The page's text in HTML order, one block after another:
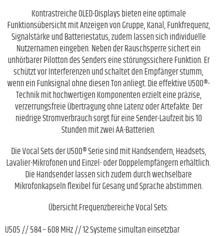
Kontrastreiche OLED-Displays bieten eine optimale
Funktionsübersicht mit Anzeigen von Gruppe, Kanal, Funkfrequenz,
Signalstärke und Batteriestatus, zudem lassen sich individuelle
Nutzernamen eingeben. Neben der Rauschsperre sichert ein
unhörbarer Pilotton des Senders eine störungssichere Funktion. Er
schützt vor Interferenzen und schaltet den Empfänger stumm,
wenn ein Funksignal ohne diesen Ton anliegt. Die effektive U500®-
Technik mit hochwertigen Komponenten erzielt eine präzise,
verzerrungsfreie Übertragung ohne Latenz oder Artefakte. Der
niedrige Stromverbrauch sorgt für eine Sender-Laufzeit bis 10
Stunden mit zwei AA-Batterien.
Die Vocal Sets der U500® Serie sind mit Handsendern, Headsets,
Lavalier-Mikrofonen und Einzel- oder Doppelempfängern erhältlich.
Die Handsender lassen sich zudem durch wechselbare
Mikrofonkapseln flexibel für Gesang und Sprache abstimmen.
Übersicht Frequenzbereiche Vocal Sets:
U505 // 584 – 608 MHz // 12 Systeme simultan einsetzbar